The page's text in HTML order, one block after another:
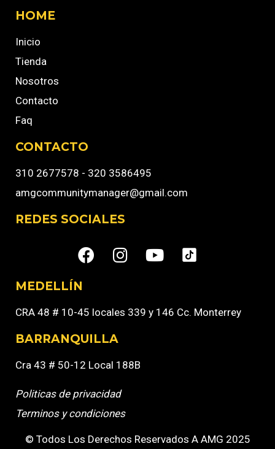
HOME
Inicio
Tienda
Nosotros
Contacto
Faq
CONTACTO
310 2677578 - 320 3586495
amgcommunitymanager@gmail.com
REDES SOCIALES
MEDELLÍN
CRA 48 # 10-45 locales 339 y 146 Cc. Monterrey
BARRANQUILLA
Cra 43 # 50-12 Local 188B
Politicas de privacidad
Terminos y condiciones
© Todos Los Derechos Reservados A AMG 2025